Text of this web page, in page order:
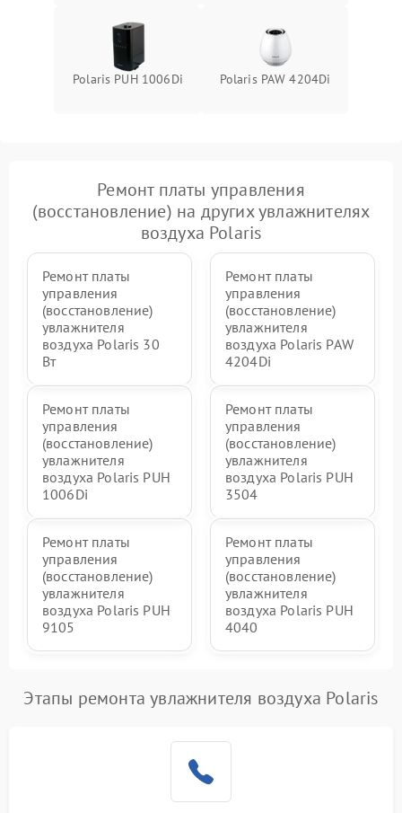
Polaris PUH 1006Di Polaris PAW 4204Di
Ремонт платы управления
(восстановление) на других увлажнителях
воздуха Polaris
Ремонт платы
управления
(восстановление)
увлажнителя
воздуха Polaris 30
Вт
Ремонт платы
управления
(восстановление)
увлажнителя
воздуха Polaris PAW
4204Di
Ремонт платы
управления
(восстановление)
увлажнителя
воздуха Polaris PUH
1006Di
Ремонт платы
управления
(восстановление)
увлажнителя
воздуха Polaris PUH
3504
Ремонт платы
управления
(восстановление)
увлажнителя
воздуха Polaris PUH
9105
Ремонт платы
управления
(восстановление)
увлажнителя
воздуха Polaris PUH
4040
Этапы ремонта увлажнителя воздуха Polaris